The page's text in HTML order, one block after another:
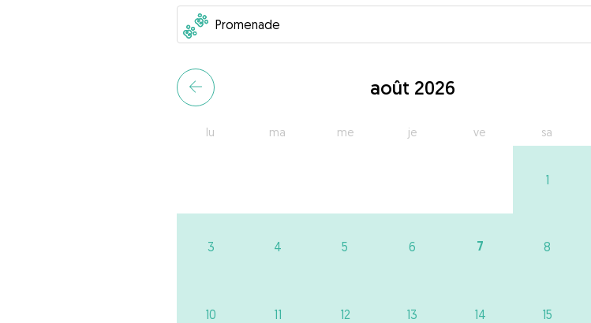
août 2026
lu ma me je ve sa
1
3 4 5 6 7 8
10 11 12 13 14 15